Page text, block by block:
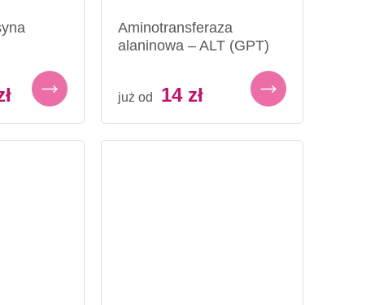
Aminotransferaza
alaninowa – ALT (GPT)
już od 14 zł